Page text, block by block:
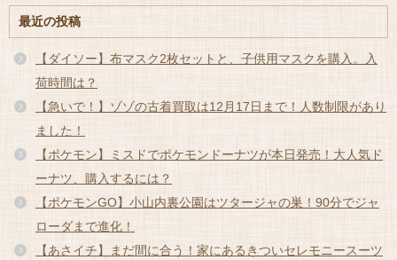
最近の投稿
【ダイソー】布マスク2枚セットと、子供用マスクを購入。入
荷時間は？
【急いで！】ゾゾの古着買取は12月17日まで！人数制限があり
ました！
【ポケモン】ミスドでポケモンドーナツが本日発売！大人気ド
ーナツ、購入するには？
【ポケモンGO】小山内裏公園はツタージャの巣！90分でジャ
ローダまで進化！
【あさイチ】まだ間に合う！家にあるきついセレモニースーツ